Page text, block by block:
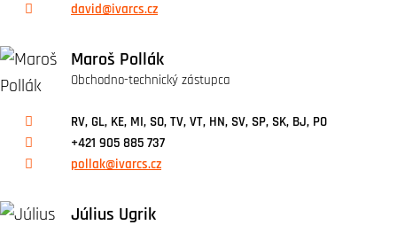
david@ivarcs.cz
Maroš Pollák
Obchodno-technický zástupca
RV, GL, KE, MI, SO, TV, VT, HN, SV, SP, SK, BJ, PO
+421 905 885 737
pollak@ivarcs.cz
Július Ugrik